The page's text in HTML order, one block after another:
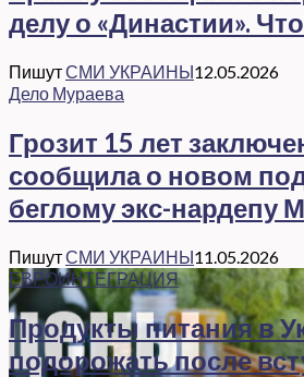
делу о «Династии».
ПишутСМИ УКРАИНЫ12.05.2026
Дело Мураева
Грозит 15 лет
сообщила о новом
беглому экс-нардепу
ПишутСМИ УКРАИНЫ11.05.2026
ЕВРОИНТЕГРАЦИЯ
Продукты питания в
подорожать после